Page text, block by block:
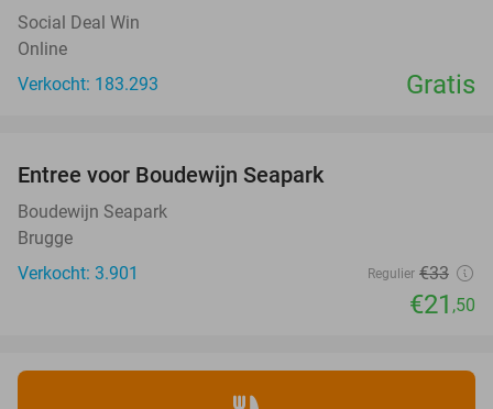
Social Deal Win
Online
Verkocht: 183.293
Gratis
Entree voor Boudewijn Seapark
Boudewijn Seapark
Brugge
Verkocht: 3.901
Regulier €33
€21 ,50